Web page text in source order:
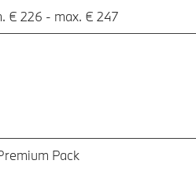
€ 226 - max. € 247
Pack